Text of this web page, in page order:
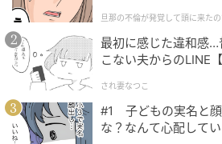
映画『ICHI』（2008年）：
名作時代劇『座頭市』の系譜を
「市」という難役に挑戦。トレ
全に封印し、孤独で影のある盲
達人を演じきりました。スタン
陣シーンは、綾瀬さんがアクシ
クチャにしてやった
旦那の不倫が発覚して頭に来た
最初に感じた違和感
こない夫からのLINE
され妻なつこ
#1 子どもの実名と
な？なんて心配してい